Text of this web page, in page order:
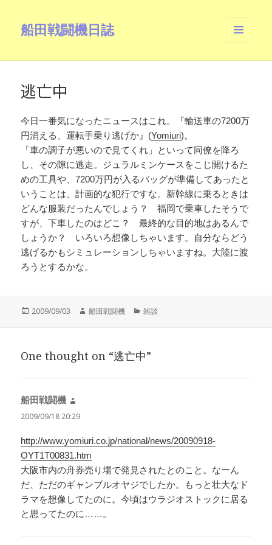
船田戦闘機日誌
ーとウ
逃亡中
今日一番気になったニュースはこれ。『輸送車の7200万
円消える、運転手乗り逃げか』(Yomiuri)。
「車の調子が悪いので見てくれ」といって同僚を降ろ
し、その隙に逃走。ジュラルミンケースをこじ開けるた
めの工具や、7200万円が入るバッグが準備してあったと
いうことは、計画的な犯行ですな。新幹線に乗るときは
どんな服装だったんでしょう？ 福岡で乗車したそうで
すが、下車したのはどこ？ 最終的な目的地はあるんで
しょうか？ いろいろ想像しちゃいます。自分ならどう
逃げるかもシミュレーションしちゃいますね。大陸に渡
ろうとするかな。
投
2009/09/03
作
船田戦闘機
カ
ー
雑談
One thought on “逃亡中”
船田戦闘機
り:
2009/09/18 20:29
http://www.yomiuri.co.jp/national/news/20090918-
OYT1T00831.htm
大阪市内の舟券売り場で発見されたとのこと。なーん
だ、ただのギャンブルオヤジでしたか。もっと壮大なド
ラマを想像してたのに。今頃はウラジオストックに居る
と思ってたのに……。